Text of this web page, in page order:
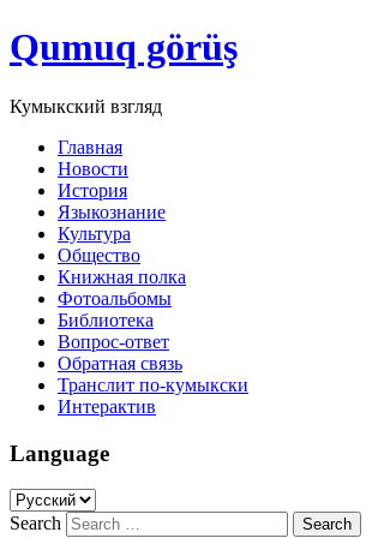
Qumuq görüş
Кумыкский взгляд
Главная
Новости
История
Языкознание
Культура
Общество
Книжная полка
Фотоальбомы
Библиотека
Вопрос-ответ
Обратная связь
Транслит по-кумыкски
Интерактив
Language
Search